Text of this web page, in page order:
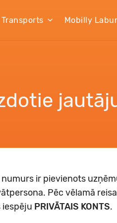
Transports Mobilly
ir pievienots
Pēc vēlamā
iespēju PRIVĀTAIS KONTS.